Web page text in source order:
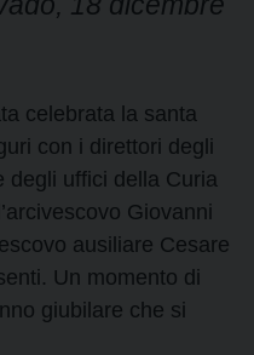
celebrata la santa
con i direttori degli
degli uffici della Curia
Giovanni
ausiliare Cesare
Un momento di
giubilare che si